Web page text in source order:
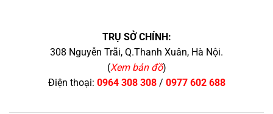
TRỤ SỞ CHÍNH:
308 Nguyễn Trãi, Q.Thanh Xuân, Hà Nội.
(Xem bản đồ)
Điện thoại: 0964 308 308/ 0977 602 688